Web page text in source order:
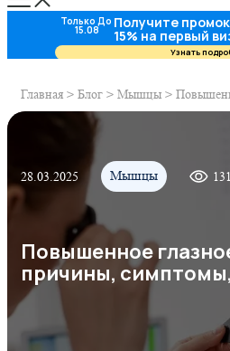
Главная > Блог > Мышцы >
28.03.2025 Мышцы
Повышенное
причины,
Только До
15.08 Получите
15% на первый
стоматологию
Узнать